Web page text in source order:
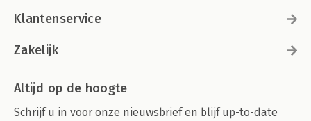
Klantenservice
Zakelijk
Altijd op de hoogte
Schrijf u in voor onze nieuwsbrief en blijf up-to-date